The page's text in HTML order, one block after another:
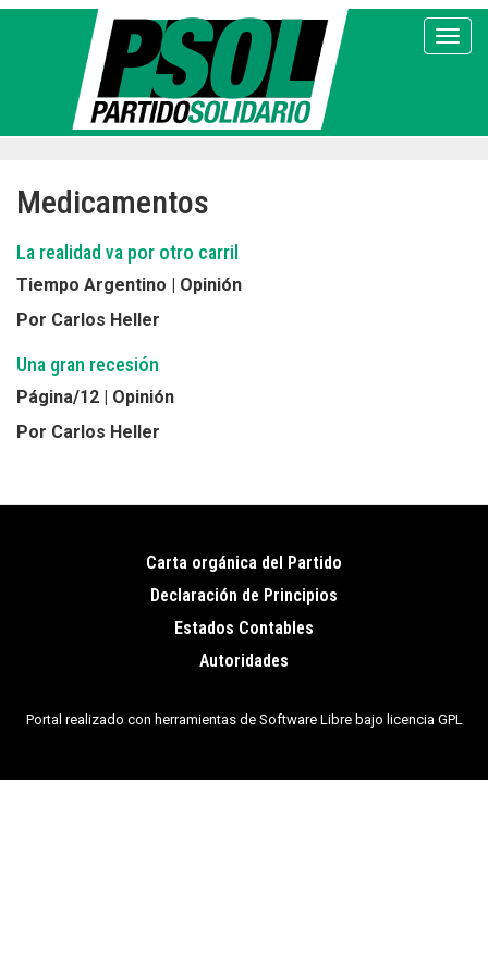
Pasar
Medicamentos
La realidad va por otro carril
Tiempo Argentino | Opinión
Por Carlos Heller
Una gran recesión
Página/12 | Opinión
Por Carlos Heller
Pie
de
página
Carta orgánica del Partido
Declaración de Principios
Estados Contables
Autoridades
Portal realizado con herramientas de Software Libre bajo licencia GPL